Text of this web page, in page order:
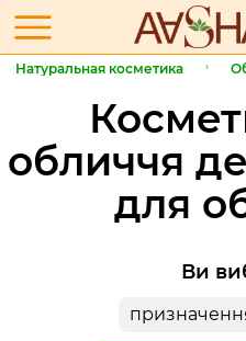
Натуральная косметика
обличчя
для
Ви